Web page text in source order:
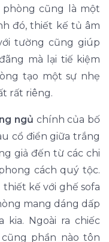
cũng là một
đó, thiết kế tủ âm
tường cũng giúp
mà lại tiế kiệm
tạo một sự nhẹ
rất riêng.
ngủ chính của bố
cổ điển giữa trắng
giả đến từ các chi
cách quý tộc.
kế với ghế sofa
mang dáng dấp
Ngoài ra chiếc
phần nào tôn